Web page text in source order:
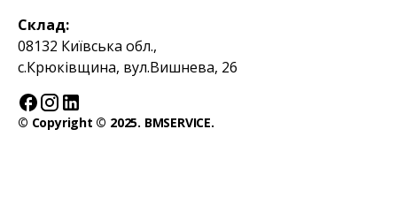
Склад:
08132 Київська обл.,
с.Крюківщина, вул.Вишнева, 26
© Copyright © 2025. BMSERVICE.